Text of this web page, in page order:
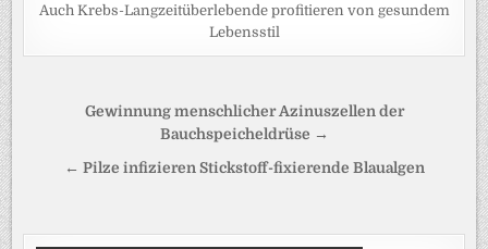
Auch Krebs-Langzeitüberlebende profitieren von gesundem
Lebensstil
Beitragsnavigation
Gewinnung menschlicher Azinuszellen der
Bauchspeicheldrüse →
← Pilze infizieren Stickstoff-fixierende Blaualgen